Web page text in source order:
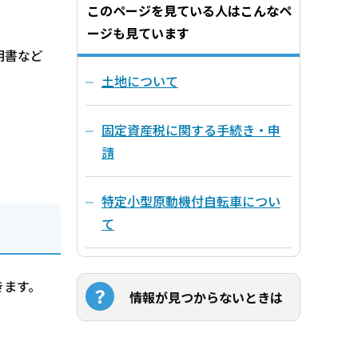
など
す。
このページを見ている人はこんなペ
ージも見ています
土地について
固定資産税に関する手続き・申
請
特定小型原動機付自転車につい
て
情報が見つからないときは